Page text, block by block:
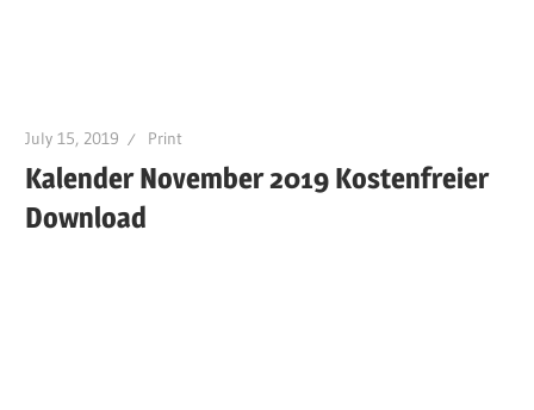
July 15, 2019 Print
Kalender November 2019 Kostenfreier
Download